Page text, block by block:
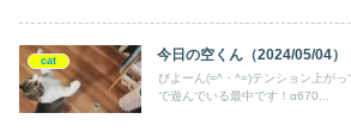
cat 今日の空くん（2024/05/04）
びよーん(=^・^=)テンション上が
で遊んでいる最中です！α670...